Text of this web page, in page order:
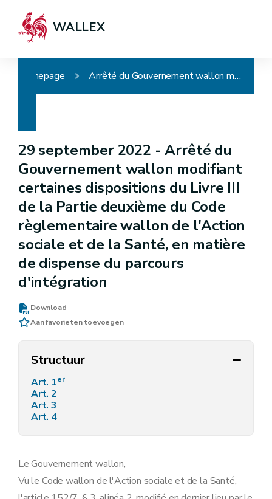
WALLEX
Homepage Arrêté du Gouvernement wallon modifiant certaines dispositions du Livre III de la Partie deuxième du Code règlementaire wallon de l'Action sociale et de la Santé, en matière de dispense du parcours d'intégration
29 september 2022 -Arrêté du
Gouvernement wallon modifiant
certaines dispositions du Livre III
de la Partie deuxième du Code
règlementaire wallon de l'Action
sociale et de la Santé, en matière
de dispense du parcours
d'intégration
Download
Aan favorieten toevoegen
Structuur
Art. 1er
Art. 2
Art. 3
Art. 4
Le Gouvernement wallon,
Vu le Code wallon de l'Action sociale et de la Santé,